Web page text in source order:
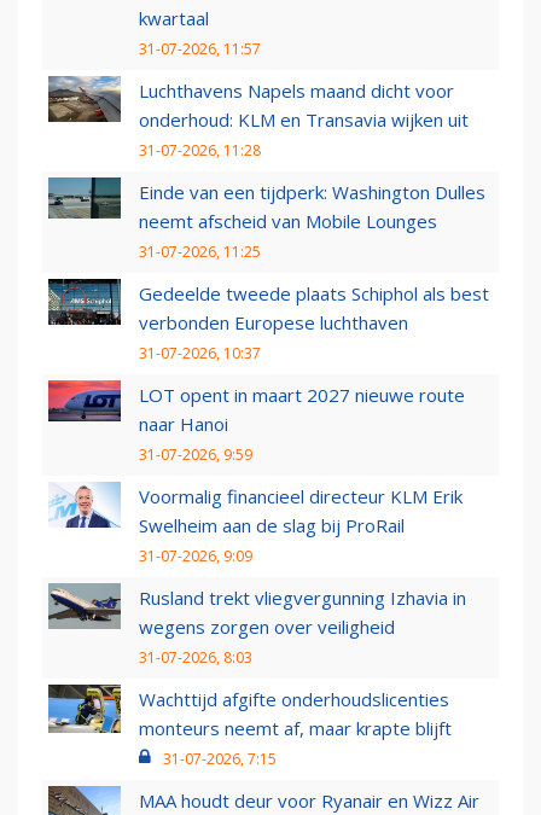
kwartaal
31-07-2026, 11:57
Luchthavens Napels maand dicht voor
onderhoud: KLM en Transavia wijken uit
31-07-2026, 11:28
Einde van een tijdperk: Washington Dulles
neemt afscheid van Mobile Lounges
31-07-2026, 11:25
Gedeelde tweede plaats Schiphol als best
verbonden Europese luchthaven
31-07-2026, 10:37
LOT opent in maart 2027 nieuwe route
naar Hanoi
31-07-2026, 9:59
Voormalig financieel directeur KLM Erik
Swelheim aan de slag bij ProRail
31-07-2026, 9:09
Rusland trekt vliegvergunning Izhavia in
wegens zorgen over veiligheid
31-07-2026, 8:03
Wachttijd afgifte onderhoudslicenties
monteurs neemt af, maar krapte blijft
31-07-2026, 7:15
MAA houdt deur voor Ryanair en Wizz Air